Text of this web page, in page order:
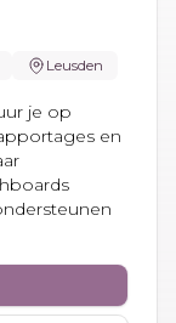
Leusden
je op
en